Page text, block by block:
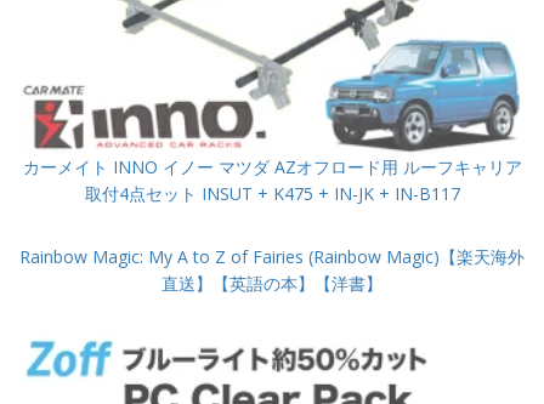
カーメイト INNO イノー マツダ AZオフロード用 ルーフキャリア
取付4点セット INSUT + K475 + IN-JK + IN-B117
Rainbow Magic: My A to Z of Fairies (Rainbow Magic)【楽天海外
直送】【英語の本】【洋書】